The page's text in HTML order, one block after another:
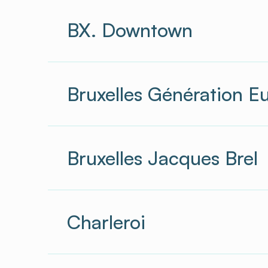
BX. Downtown
Bruxelles Génération
Bruxelles Jacques Brel
Charleroi